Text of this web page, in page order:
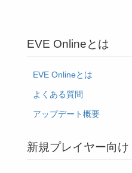
EVE Onlineとは
EVE Onlineとは
よくある質問
アップデート概要
新規プレイヤー向け